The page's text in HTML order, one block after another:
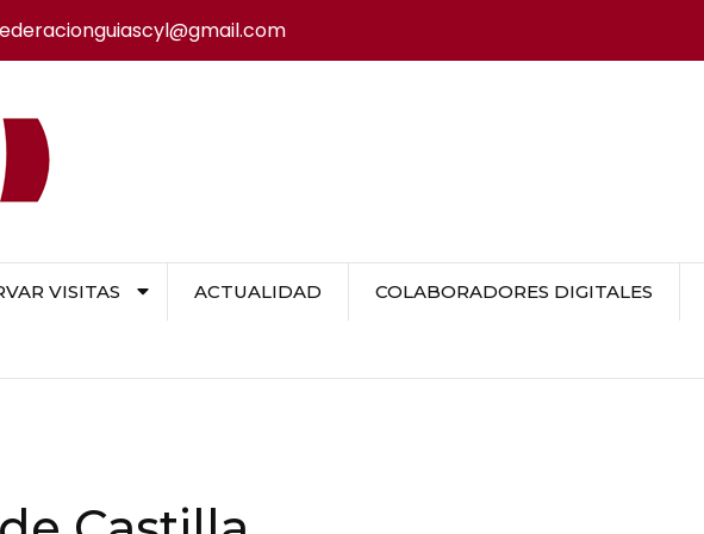
VISITAS ACTUALIDAD COLABORADORES DIGITALES